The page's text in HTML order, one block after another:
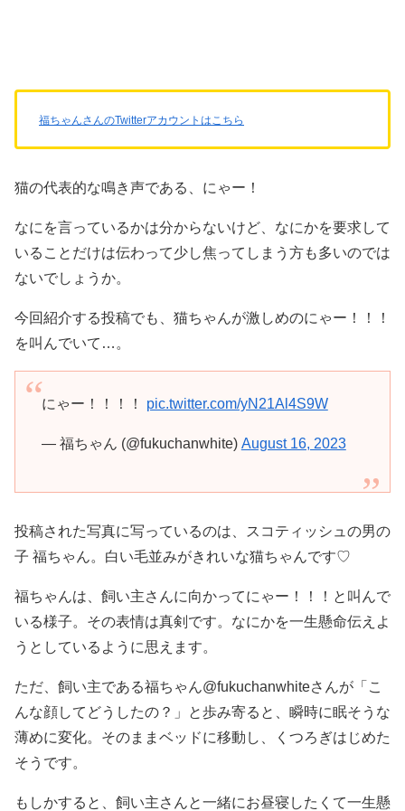
福ちゃんさんのTwitterアカウントはこちら
猫の代表的な鳴き声である、にゃー！
なにを言っているかは分からないけど、なにかを要求して
いることだけは伝わって少し焦ってしまう方も多いのでは
ないでしょうか。
今回紹介する投稿でも、猫ちゃんが激しめのにゃー！！！
を叫んでいて…。
にゃー！！！！ pic.twitter.com/yN21Al4S9W
— 福ちゃん (@fukuchanwhite) August 16, 2023
投稿された写真に写っているのは、スコティッシュの男の
子 福ちゃん。白い毛並みがきれいな猫ちゃんです♡
福ちゃんは、飼い主さんに向かってにゃー！！！と叫んで
いる様子。その表情は真剣です。なにかを一生懸命伝えよ
うとしているように思えます。
ただ、飼い主である福ちゃん@fukuchanwhiteさんが「こ
んな顔してどうしたの？」と歩み寄ると、瞬時に眠そうな
薄めに変化。そのままベッドに移動し、くつろぎはじめた
そうです。
もしかすると、飼い主さんと一緒にお昼寝したくて一生懸